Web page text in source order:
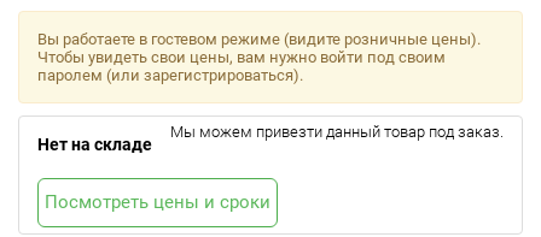
Вы работаете в гостевом режиме (видите розничные цены).
Чтобы увидеть свои цены, вам нужно войти под своим
паролем (или зарегистрироваться).
Нет на складе
Мы можем привезти данный товар под заказ.
Посмотреть цены и сроки